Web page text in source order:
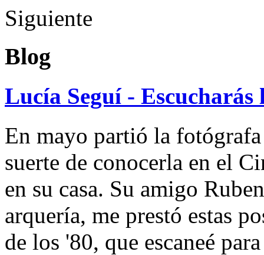
Siguiente
Blog
Lucía Seguí - Escucharás
En mayo partió la
suerte de conocerla en el
en su casa. Su amigo
arquería, me prestó estas
de los '80, que escaneé